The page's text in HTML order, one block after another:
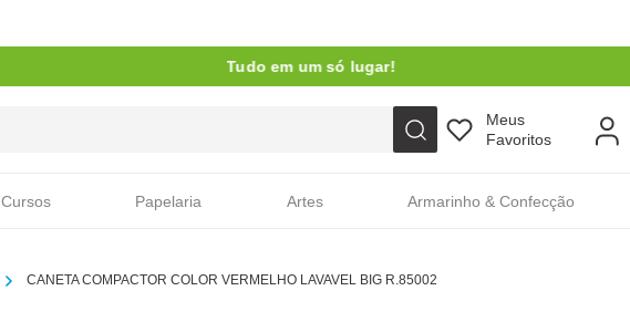
Tudo em um só lugar!
Meus
Favoritos
Cursos Papelaria Artes Armarinho & Confecção
CANETA COMPACTOR COLOR VERMELHO LAVAVEL BIG R.85002